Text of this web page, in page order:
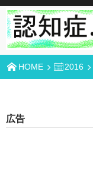
HOME 2016
広告